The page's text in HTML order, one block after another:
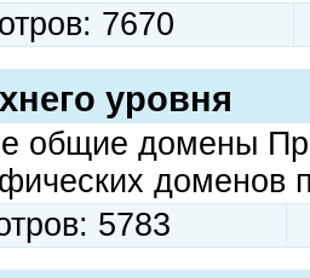
7670
уровня
общие домены
доменов
5783